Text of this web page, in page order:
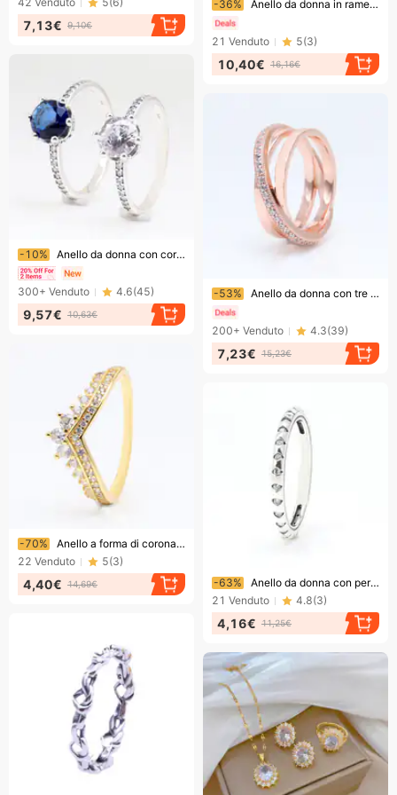
7,13€ 9,10€
-36% Anello da donna in rame bianco con onda splendente, anello impilabile in oro rosa, leggero e di lusso, regalo di San Valentino
21 Venduto 5(3)
10,40€ 16,16€
Finendo presto!
-10% Anello da donna con corona, in rame bianco placcato argento, con corona cava, anello alla moda femminile
300+ Venduto 4.6(45)
9,57€ 10,63€
Finendo presto!
-53% Anello da donna con tre anelli sfalsati in oro rosa con pavé e pavé, anello da donna in rame bianco con cava calda
200+ Venduto 4.3(39)
7,23€ 15,23€
Finendo presto!
-70%
Anello a forma di corona da donna - Elegante anello da principessa impilabile, pezzo di tendenza color oro, regalo per lei, taglie 50-60
22 Venduto 5(3)
4,40€ 14,69€ Finendo presto!
-63%
Anello da donna con perno a forma di cuore e stella in strass, elegante stile punk, regalo per lei, regalo di San Valentino, fidanzata, avanzato
21 Venduto 4.8(3)
4,16€ 11,25€